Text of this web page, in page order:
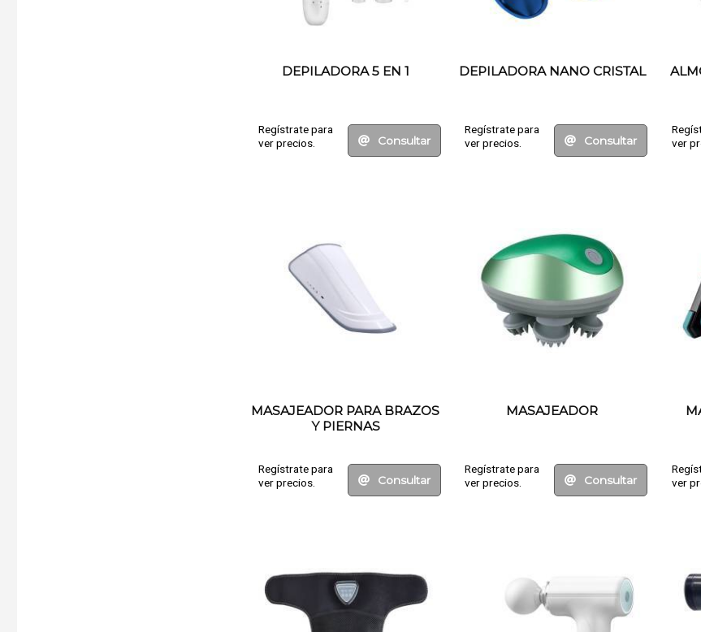
DEPILADORA 5 EN 1
Regístrate para
ver precios.
Consultar
DEPILADORA NANO CRISTAL
Regístrate para
ver precios.
Consultar
ver
MASAJEADOR PARA BRAZOS
Y PIERNAS
Regístrate para
ver precios.
Consultar
MASAJEADOR
Regístrate para
ver precios.
Consultar
ver